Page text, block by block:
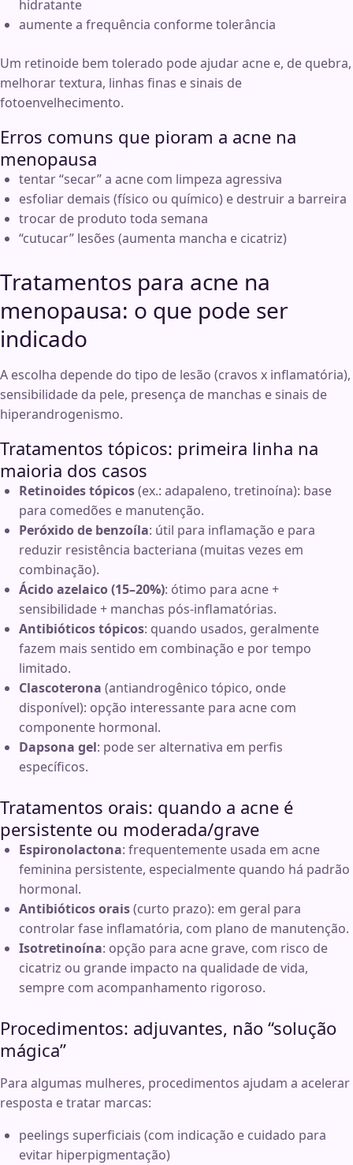
hidratante
aumente a frequência conforme tolerância
Um retinoide bem tolerado pode ajudar acne e, de quebra,
melhorar textura, linhas finas e sinais de
fotoenvelhecimento.
Erros comuns que pioram a acne na
menopausa
tentar “secar” a acne com limpeza agressiva
esfoliar demais (físico ou químico) e destruir a barreira
trocar de produto toda semana
“cutucar” lesões (aumenta mancha e cicatriz)
Tratamentos para acne na
menopausa: o que pode ser
indicado
A escolha depende do tipo de lesão (cravos x inflamatória),
sensibilidade da pele, presença de manchas e sinais de
hiperandrogenismo.
Tratamentos tópicos: primeira linha na
maioria dos casos
Retinoides tópicos(ex.: adapaleno, tretinoína): base
para comedões e manutenção.
Peróxido de benzoíla: útil para inflamação e para
reduzir resistência bacteriana (muitas vezes em
combinação).
Ácido azelaico (15–20%): ótimo para acne +
sensibilidade + manchas pós-inflamatórias.
Antibióticos tópicos: quando usados, geralmente
fazem mais sentido em combinação e por tempo
limitado.
Clascoterona (antiandrogênico tópico, onde
disponível): opção interessante para acne com
componente hormonal.
Dapsona gel: pode ser alternativa em perfis
específicos.
Tratamentos orais: quando a acne é
persistente ou moderada/grave
Espironolactona: frequentemente usada em acne
feminina persistente, especialmente quando há padrão
hormonal.
Antibióticos orais(curto prazo): em geral para
controlar fase inflamatória, com plano de manutenção.
Isotretinoína: opção para acne grave, com risco de
cicatriz ou grande impacto na qualidade de vida,
sempre com acompanhamento rigoroso.
Procedimentos: adjuvantes, não “solução
mágica”
Para algumas mulheres, procedimentos ajudam a acelerar
resposta e tratar marcas:
peelings superficiais (com indicação e cuidado para
evitar hiperpigmentação)